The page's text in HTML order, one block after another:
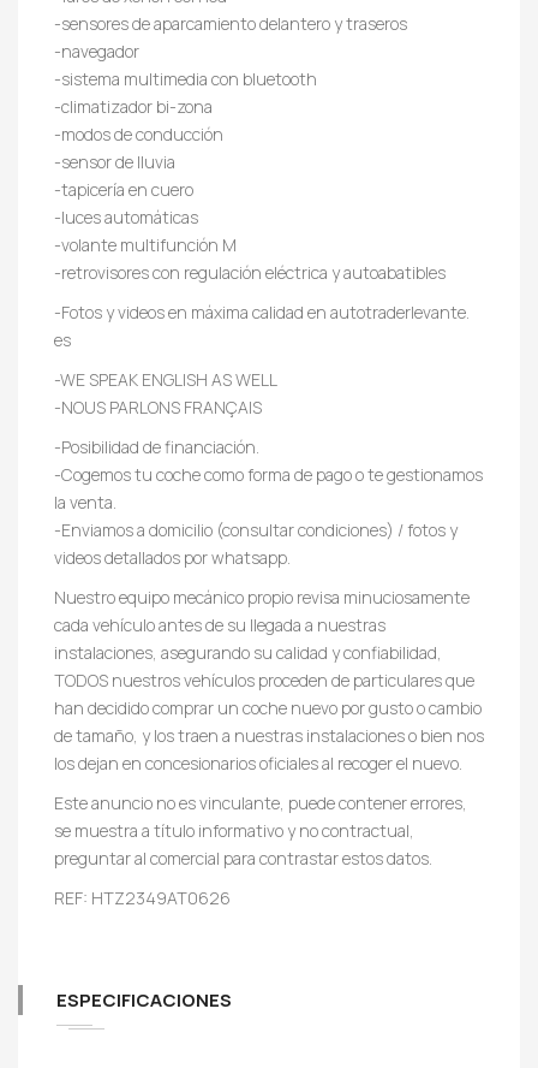
-sensores de aparcamiento delantero y traseros
-navegador
-sistema multimedia con bluetooth
-climatizador bi-zona
-modos de conducción
-sensor de lluvia
-tapicería en cuero
-luces automáticas
-volante multifunción M
-retrovisores con regulación eléctrica y autoabatibles
-Fotos y videos en máxima calidad en autotraderlevante.
es
-WE SPEAK ENGLISH AS WELL
-NOUS PARLONS FRANÇAIS
-Posibilidad de financiación.
-Cogemos tu coche como forma de pago o te gestionamos
la venta.
-Enviamos a domicilio (consultar condiciones) / fotos y
videos detallados por whatsapp.
Nuestro equipo mecánico propio revisa minuciosamente
cada vehículo antes de su llegada a nuestras
instalaciones, asegurando su calidad y confiabilidad,
TODOS nuestros vehículos proceden de particulares que
han decidido comprar un coche nuevo por gusto o cambio
de tamaño, y los traen a nuestras instalaciones o bien nos
los dejan en concesionarios oficiales al recoger el nuevo.
Este anuncio no es vinculante, puede contener errores,
se muestra a título informativo y no contractual,
preguntar al comercial para contrastar estos datos.
REF: HTZ2349AT0626
ESPECIFICACIONES